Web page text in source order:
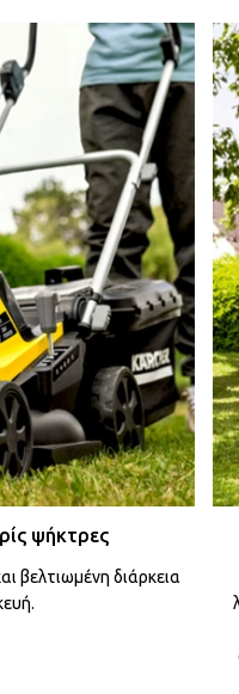
ψήκτρες
βελτιωμένη διάρκεια